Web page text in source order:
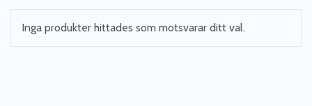
Inga produkter hittades som motsvarar ditt val.